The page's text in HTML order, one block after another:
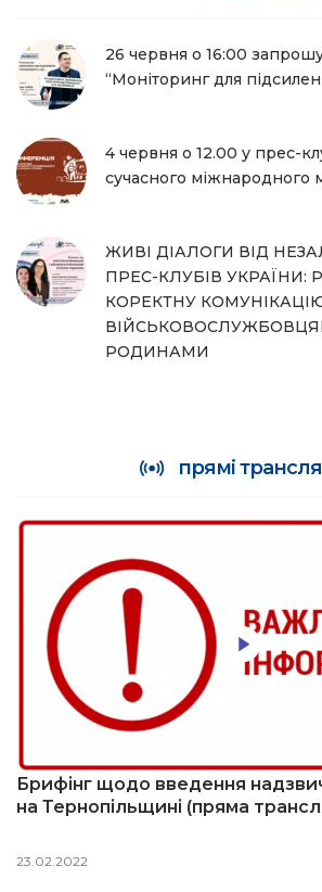
26 червня о 16:00
“Моніторинг для
4 червня о 12.00 у прес-
сучасного міжнародного
ЖИВІ ДІАЛОГИ ВІД
ПРЕС-КЛУБІВ УКРАЇНИ:
КОРЕКТНУ
РОДИНАМИ
прямі
Брифінг щодо введення
на Тернопільщині (пряма
23.02.2022